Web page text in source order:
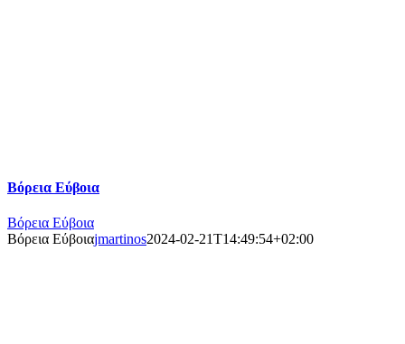
Βόρεια Εύβοια
Βόρεια Εύβοια
Βόρεια Εύβοιαjmartinos2024-02-21T14:49:54+02:00